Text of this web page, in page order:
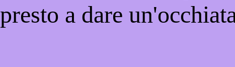
presto a dare